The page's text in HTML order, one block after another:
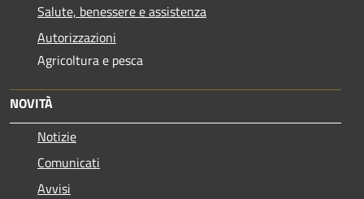
Salute, benessere e assistenza
Autorizzazioni
Agricoltura e pesca
NOVITÀ
Notizie
Comunicati
Avvisi